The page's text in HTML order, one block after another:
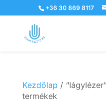
+36 30 869 8117
Products
search
Kezdőlap /
termékek